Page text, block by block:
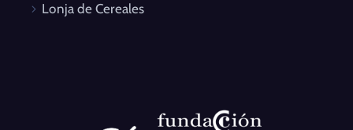
Lonja de Cereales